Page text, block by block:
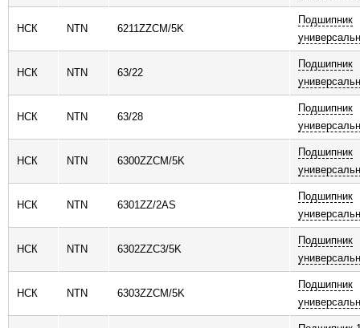
НСК NTN 6211ZZCM/5K
Подшипник
НСК NTN 63/22
Подшипник
НСК NTN 63/28
Подшипник
НСК NTN 6300ZZCM/5K
Подшипник
НСК NTN 6301ZZ/2AS
Подшипник
НСК NTN 6302ZZC3/5K
Подшипник
НСК NTN 6303ZZCM/5K
Подшипник